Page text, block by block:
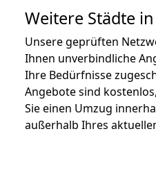
Weitere Städte
Unsere geprüften
Ihnen unverbindliche
Ihre Bedürfnisse
Angebote sind
Sie einen Umzug
außerhalb Ihres